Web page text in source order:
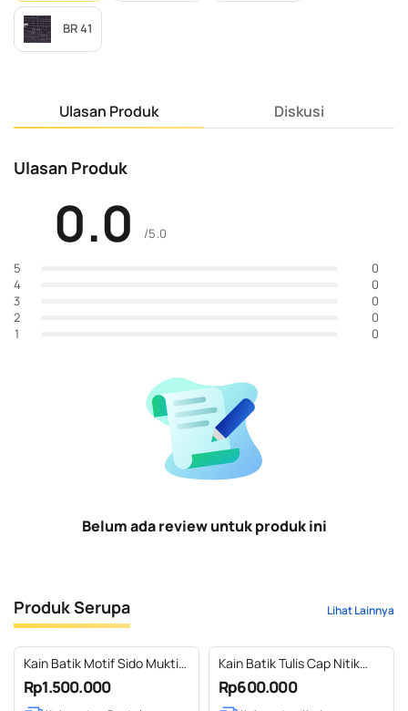
BR 41
Ulasan Produk Diskusi
Ulasan Produk
0.0 /5.0
5
0
4
0
3
0
2
0
1
0
Belum ada review untuk produk ini
Produk Serupa Lihat Lainnya
Kain Batik Motif Sido Mukti
Latar Bledak
Rp1.500.000
Kain Batik Tulis Cap Nitik
Tembakau Cengkeh
Rp600.000